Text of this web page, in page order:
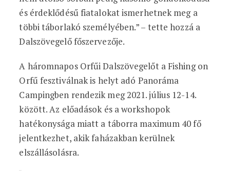
és érdeklődésű fiatalokat ismerhetnek meg a
többi táborlakó személyében.” – tette hozzá a
Dalszövegelő főszervezője.
A háromnapos Orfűi Dalszövegelőt a Fishing on
Orfű fesztiválnak is helyt adó Panoráma
Campingben rendezik meg 2021. július 12-14.
között. Az előadások és a workshopok
hatékonysága miatt a táborra maximum 40 fő
jelentkezhet, akik faházakban kerülnek
elszállásolásra.